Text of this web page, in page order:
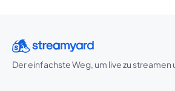
Der einfachste Weg, um live zu streamen